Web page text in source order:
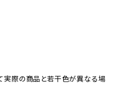
実際の商品と若干色が異なる場